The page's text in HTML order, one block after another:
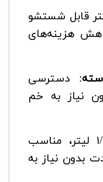
قابل شستشو
هزینه‌های
: دسترسی
نیاز به خم
: ۱/۷ لیتر، مناسب
بدون نیاز به